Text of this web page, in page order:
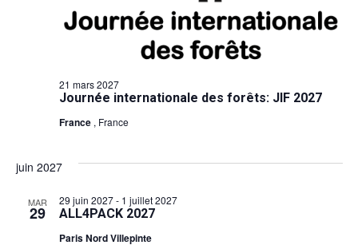
Journée internationale des forêts: JIF 2027
21 mars 2027
France , France
juin 2027
MAR
29 ALL4PACK 2027
29 juin 2027- 1 juillet 2027
Paris Nord Villepinte